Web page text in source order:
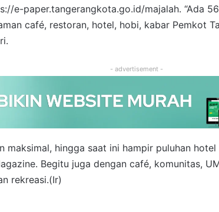
e-paper.tangerangkota.go.id/majalah. “Ada
café, restoran, hotel, hobi, kabar Pemkot
- advertisement -
maksimal, hingga saat ini hampir puluhan
Begitu juga dengan café, komunitas,
rekreasi.(Ir)